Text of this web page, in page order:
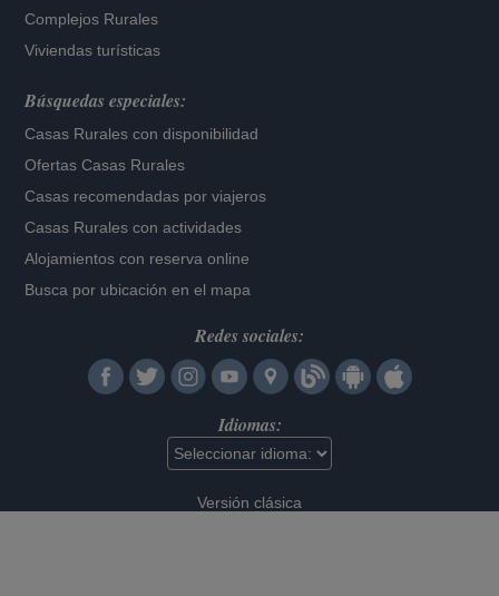
Complejos Rurales
Viviendas turísticas
Búsquedas especiales:
Casas Rurales con disponibilidad
Ofertas Casas Rurales
Casas recomendadas por viajeros
Casas Rurales con actividades
Alojamientos con reserva online
Busca por ubicación en el mapa
Redes sociales:
Idiomas:
Versión clásica